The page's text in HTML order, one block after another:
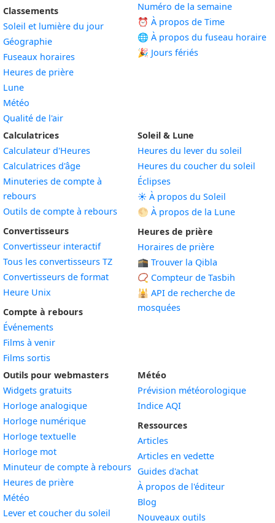
Classements
Soleil et lumière du jour
Géographie
Fuseaux horaires
Heures de prière
Lune
Météo
Qualité de l'air
Numéro de la semaine
⏰ À propos de Time
🌐 À propos du fuseau horaire
🎉 Jours fériés
Calculatrices
Calculateur d'Heures
Calculatrices d'âge
Minuteries de compte à
rebours
Outils de compte à rebours
Convertisseurs
Convertisseur interactif
Tous les convertisseurs TZ
Convertisseurs de format
Heure Unix
Compte à rebours
Événements
Films à venir
Films sortis
Soleil & Lune
Heures du lever du soleil
Heures du coucher du soleil
Éclipses
☀️ À propos du Soleil
🌕 À propos de la Lune
Heures de prière
Horaires de prière
🕋 Trouver la Qibla
📿 Compteur de Tasbih
🕌 API de recherche de
mosquées
Outils pour webmasters
Widgets gratuits
Horloge analogiqueWidget
Horloge numériqueWidget
Horloge textuelleWidget
Horloge motWidget
Minuteur de compte à rebours Widget
Heures de prièreWidget
Météo
Lever et coucher du soleil
Météo
Prévision météorologique
Indice AQI
Ressources
Articles
Articles en vedette
Guides d'achat
À propos de l'éditeur
Blog
Nouveaux outils